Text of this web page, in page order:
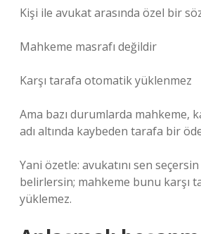
Kişi ile avukat arasında özel bir
Mahkeme masrafı değildir
Karşı tarafa otomatik yüklenmez
Ama bazı durumlarda mahkeme,
adı altında kaybeden tarafa bir
Yani özetle: avukatını sen
belirlersin; mahkeme bunu karşı
yüklemez.